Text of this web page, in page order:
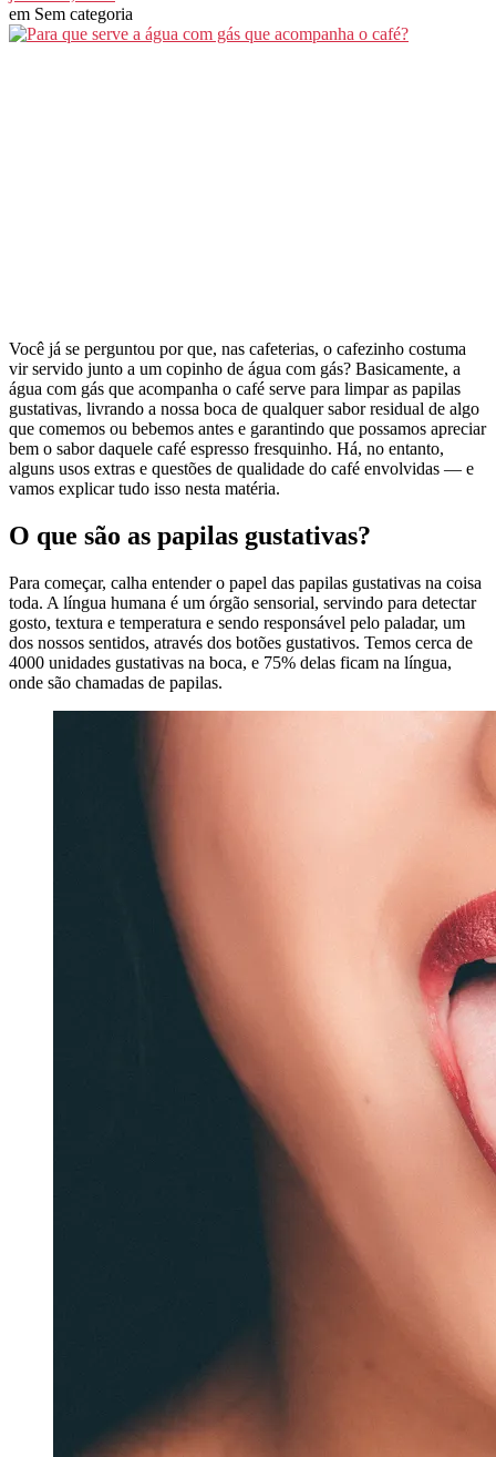
em Sem categoria
Você já se perguntou por que, nas cafeterias, o cafezinho costuma
vir servido junto a um copinho de água com gás? Basicamente, a
água com gás que acompanha o café serve para limpar as papilas
gustativas, livrando a nossa boca de qualquer sabor residual de algo
que comemos ou bebemos antes e garantindo que possamos apreciar
bem o sabor daquele café espresso fresquinho. Há, no entanto,
alguns usos extras e questões de qualidade do café envolvidas — e
vamos explicar tudo isso nesta matéria.
O que são as papilas gustativas?
Para começar, calha entender o papel das papilas gustativas na coisa
toda. A língua humana é um órgão sensorial, servindo para detectar
gosto, textura e temperatura e sendo responsável pelo paladar, um
dos nossos sentidos, através dos botões gustativos. Temos cerca de
4000 unidades gustativas na boca, e 75% delas ficam na língua,
onde são chamadas de papilas.